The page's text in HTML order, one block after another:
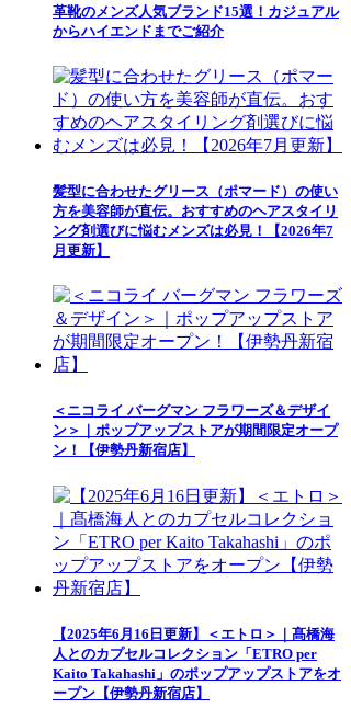
革靴のメンズ人気ブランド15選！カジュアル
からハイエンドまでご紹介
髪型に合わせたグリース（ポマード）の使い
方を美容師が直伝。おすすめのヘアスタイリ
ング剤選びに悩むメンズは必見！【2026年7
月更新】
＜ニコライ バーグマン フラワーズ＆デザイ
ン＞｜ポップアップストアが期間限定オープ
ン！【伊勢丹新宿店】
【2025年6月16日更新】＜エトロ＞｜髙橋海
人とのカプセルコレクション「ETRO per
Kaito Takahashi」のポップアップストアをオ
ープン【伊勢丹新宿店】